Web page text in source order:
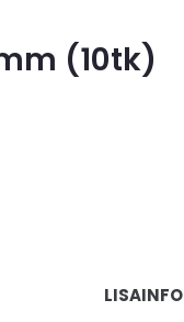
(10tk)
LISAINFO